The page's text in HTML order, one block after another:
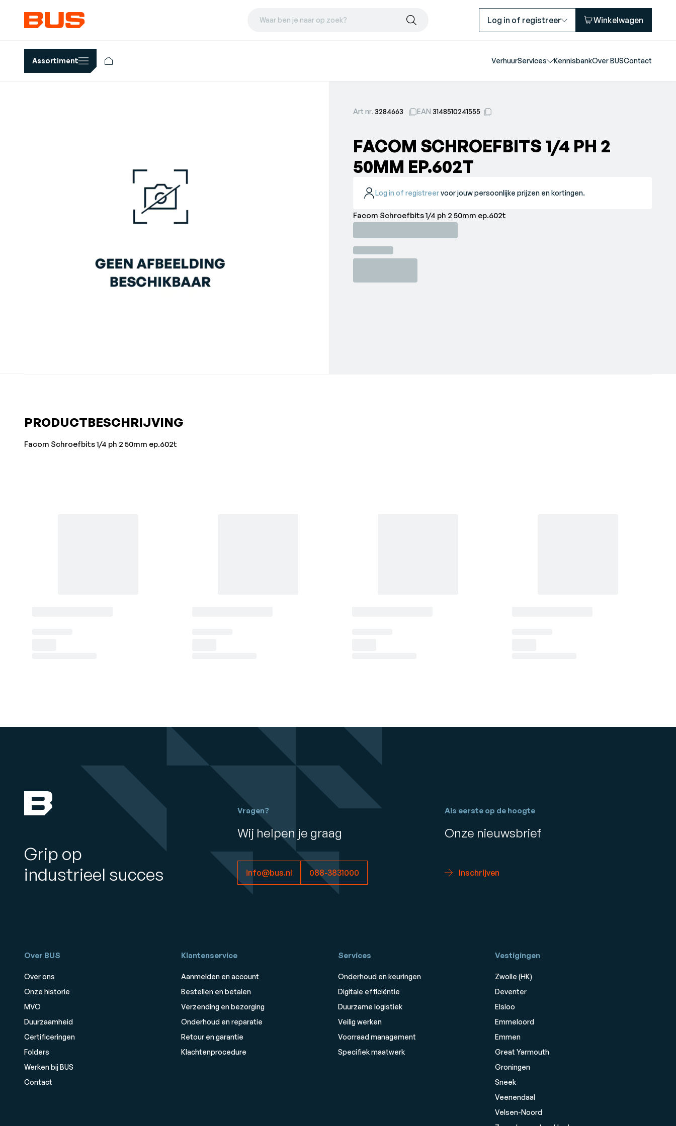
Waar ben je naar op zoek? Log in of registreer Winkelwagen
Assortiment VerhuurServices KennisbankOver BUSContact
Art nr.3284663 EAN3148510241555
FACOM SCHROEFBITS 1/4 PH 2
50MM EP.602T
Log in of registreervoor jouw persoonlijke prijzen en kortingen.
Facom Schroefbits 1/4 ph 2 50mm ep.602t
PRODUCTBESCHRIJVING
Facom Schroefbits 1/4 ph 2 50mm ep.602t
Grip op
industrieel succes
Vragen?
Wij helpen je graag
info@bus.nl 088-3831000
Als eerste op de hoogte
Onze nieuwsbrief
Inschrijven
Over BUS
Over ons
Onze historie
MVO
Duurzaamheid
Certificeringen
Folders
Werken bij BUS
Contact
Klantenservice
Aanmelden en account
Bestellen en betalen
Verzending en bezorging
Onderhoud en reparatie
Retour en garantie
Klachtenprocedure
Services
Onderhoud en keuringen
Digitale efficiëntie
Duurzame logistiek
Veilig werken
Voorraad management
Specifiek maatwerk
Vestigingen
Zwolle (HK)
Deventer
Elsloo
Emmeloord
Emmen
Great Yarmouth
Groningen
Sneek
Veenendaal
Velsen-Noord